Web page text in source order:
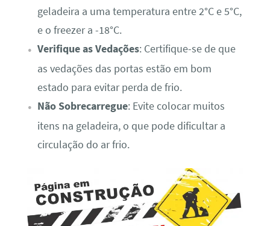
geladeira a uma temperatura entre 2°C e 5°C,
e o freezer a -18°C.
Verifique as Vedações: Certifique-se de que
as vedações das portas estão em bom
estado para evitar perda de frio.
Não Sobrecarregue: Evite colocar muitos
itens na geladeira, o que pode dificultar a
circulação do ar frio.